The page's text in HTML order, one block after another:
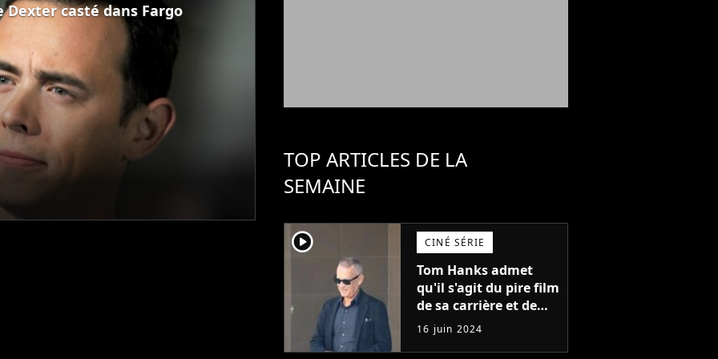
Dexter casté dans Fargo
TOP ARTICLES DE LA
SEMAINE
player2 CINÉ SÉRIE
Tom Hanks admet
qu'il s'agit du pire film
de sa carrière et de
l'un des pires de
l'histoire du cinéma :
16 juin 2024